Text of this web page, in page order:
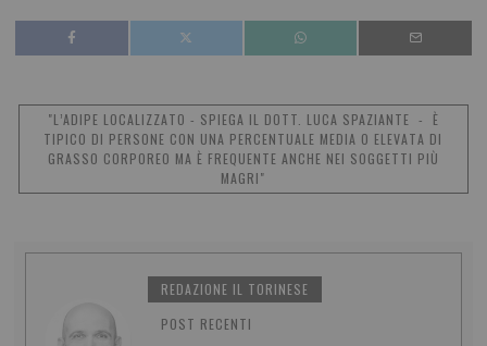
"L’ADIPE LOCALIZZATO - SPIEGA IL DOTT. LUCA SPAZIANTE - È
TIPICO DI PERSONE CON UNA PERCENTUALE MEDIA O ELEVATA DI
GRASSO CORPOREO MA È FREQUENTE ANCHE NEI SOGGETTI PIÙ
MAGRI"
REDAZIONE IL TORINESE
POST RECENTI